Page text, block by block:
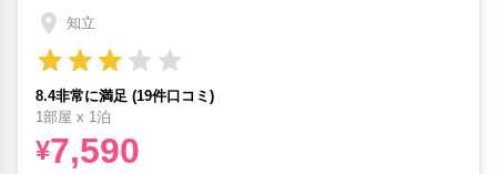
知立
8.4非常に満足 (19件口コミ)
1部屋 x 1泊
¥7,590